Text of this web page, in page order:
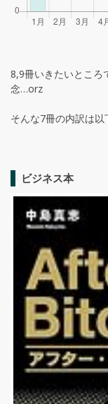
8,9冊いきたいところ
念…orz
そんな7冊の内訳は以
ビジネス本